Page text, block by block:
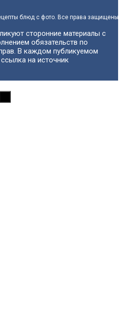
блюд с фото. Все права защищены.
сторонние материалы с
обязательств по
В каждом публикуемом
на источник